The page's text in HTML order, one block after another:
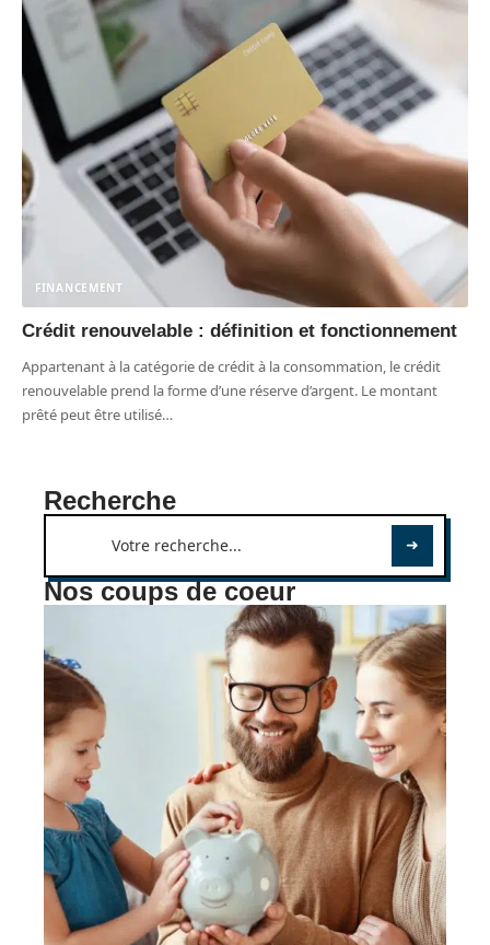
FINANCEMENT
Crédit renouvelable : définition et fonctionnement
Appartenant à la catégorie de crédit à la consommation, le crédit
renouvelable prend la forme d’une réserve d’argent. Le montant
prêté peut être utilisé…
Recherche
Nos coups de coeur